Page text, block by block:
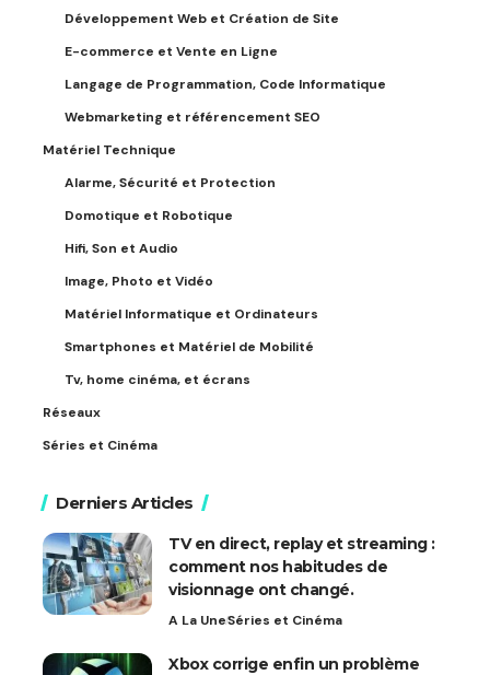
Développement Web et Création de Site
E-commerce et Vente en Ligne
Langage de Programmation, Code Informatique
Webmarketing et référencement SEO
Matériel Technique
Alarme, Sécurité et Protection
Domotique et Robotique
Hifi, Son et Audio
Image, Photo et Vidéo
Matériel Informatique et Ordinateurs
Smartphones et Matériel de Mobilité
Tv, home cinéma, et écrans
Réseaux
Séries et Cinéma
Derniers Articles
TV en direct, replay et streaming :
comment nos habitudes de
visionnage ont changé.
A La UneSéries et Cinéma
Xbox corrige enfin un problème